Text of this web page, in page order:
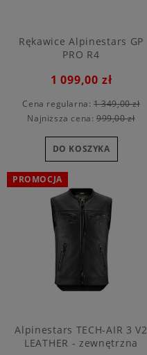
Rękawice Alpinestars GP
PRO R4
1 099,00 zł
Cena regularna: 1 349,00 zł
Najniższa cena:999,00 zł
DO KOSZYKA
Alpinestars TECH-AIR 3 V2
LEATHER - zewnętrzna
PROMOCJA